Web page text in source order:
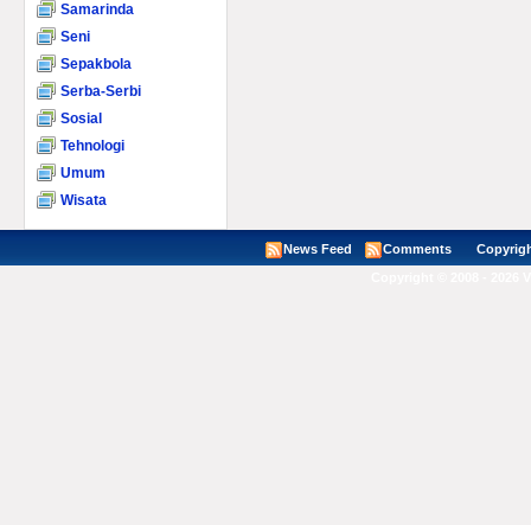
Samarinda
Seni
Sepakbola
Serba-Serbi
Sosial
Tehnologi
Umum
Wisata
News Feed Comments Copyright